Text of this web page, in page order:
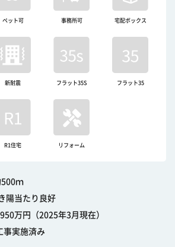
ペット可 事務所可 宅配ボックス
新耐震 フラット35S フラット35
R1住宅 リフォーム
ｍ
陽当たり良好
万円（2025年3月現在）
事実施済み